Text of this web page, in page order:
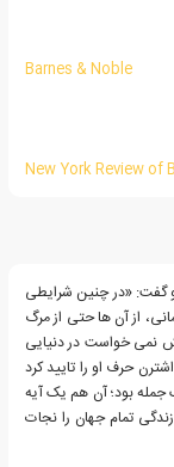
Barnes & Noble
New York Review of
گفت: «در چنین شرایطی
از آن ها حتی از مرگ
نمی خواست در دنیایی
حرف او را تایید کرد
بود؛ آن هم یک آیه
تمام جهان را نجات